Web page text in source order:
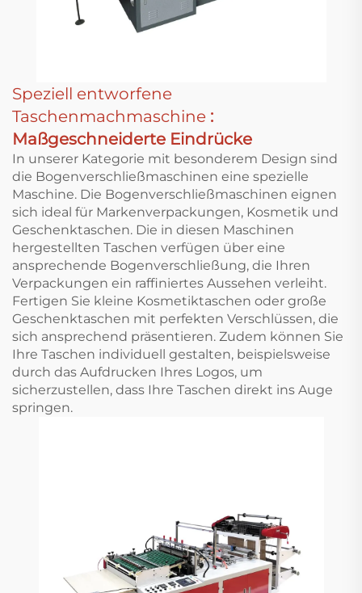
Speziell entworfene
Taschenmachmaschine :
Maßgeschneiderte Eindrücke
In unserer Kategorie mit besonderem Design sind
die Bogenverschließmaschinen eine spezielle
Maschine. Die Bogenverschließmaschinen eignen
sich ideal für Markenverpackungen, Kosmetik und
Geschenktaschen. Die in diesen Maschinen
hergestellten Taschen verfügen über eine
ansprechende Bogenverschließung, die Ihren
Verpackungen ein raffiniertes Aussehen verleiht.
Fertigen Sie kleine Kosmetiktaschen oder große
Geschenktaschen mit perfekten Verschlüssen, die
sich ansprechend präsentieren. Zudem können Sie
Ihre Taschen individuell gestalten, beispielsweise
durch das Aufdrucken Ihres Logos, um
sicherzustellen, dass Ihre Taschen direkt ins Auge
springen.